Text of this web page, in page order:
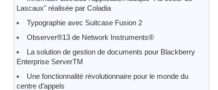
Lascaux" réalisée par Coladia
Typographie avec Suitcase Fusion 2
Observer®13 de Network Instruments®
La solution de gestion de documents pour Blackberry
Enterprise ServerTM
Une fonctionnalité révolutionnaire pour le monde du
centre d’appels